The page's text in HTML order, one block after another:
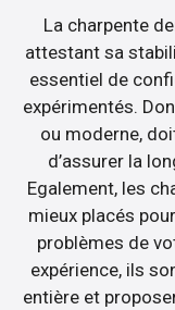
La charpente
attestant sa
essentiel de
expérimentés.
ou moderne,
d’assurer la
Egalement, les
mieux placés
problèmes de
expérience, ils
entière et